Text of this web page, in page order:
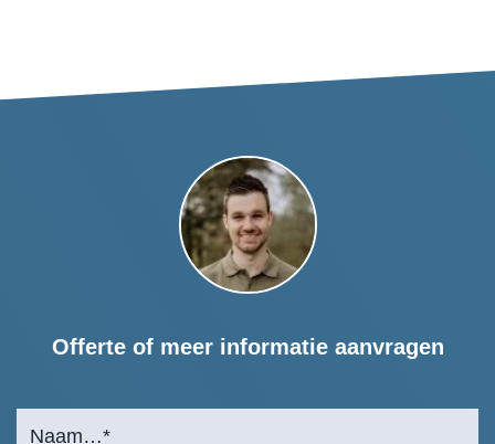
Offerte of meer informatie aanvragen